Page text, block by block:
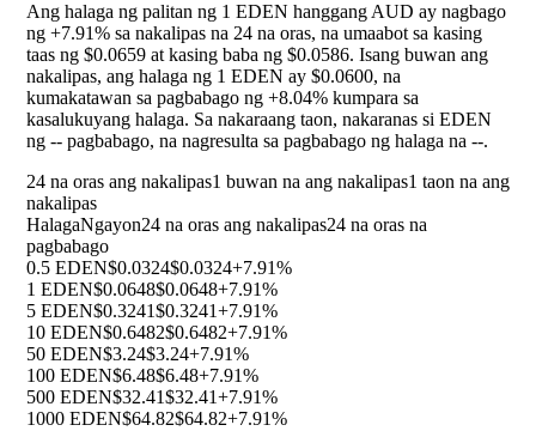
Ang halaga ng palitan ng 1 EDEN hanggang AUD ay nagbago
ng +7.91% sa nakalipas na 24 na oras, na umaabot sa kasing
taas ng $0.0659 at kasing baba ng $0.0586. Isang buwan ang
nakalipas, ang halaga ng 1 EDEN ay $0.0600, na
kumakatawan sa pagbabago ng +8.04% kumpara sa
kasalukuyang halaga. Sa nakaraang taon, nakaranas si EDEN
ng -- pagbabago, na nagresulta sa pagbabago ng halaga na --.
24 na oras ang nakalipas1 buwan na ang nakalipas1 taon na ang
nakalipas
HalagaNgayon24 na oras ang nakalipas24 na oras na
pagbabago
0.5 EDEN$0.0324$0.0324+7.91%
1 EDEN$0.0648$0.0648+7.91%
5 EDEN$0.3241$0.3241+7.91%
10 EDEN$0.6482$0.6482+7.91%
50 EDEN$3.24$3.24+7.91%
100 EDEN$6.48$6.48+7.91%
500 EDEN$32.41$32.41+7.91%
1000 EDEN$64.82$64.82+7.91%